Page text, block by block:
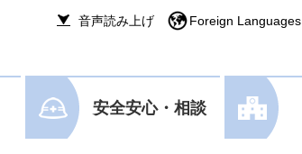
音声読み上げ Foreign Languages
安全安心・相談